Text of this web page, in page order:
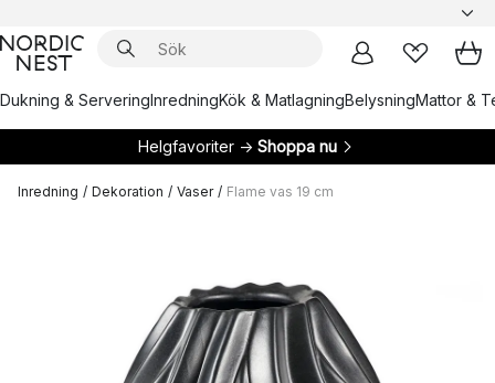
Dukning & ServeringInredningKök & MatlagningBelysningMattor &
Helgfavoriter → Shoppa nu
Inredning / Dekoration / Vaser / Flame vas 19 cm